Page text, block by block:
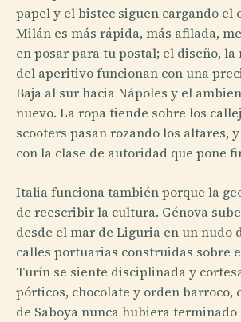
papel y el bistec siguen cargando el
Milán es más rápida, más afilada,
en posar para tu postal; el diseño, la
del aperitivo funcionan con una
Baja al sur hacia Nápoles y el
nuevo. La ropa tiende sobre los
scooters pasan rozando los altares,
con la clase de autoridad que pone
Italia funciona también porque la
de reescribir la cultura. Génova
desde el mar de Liguria en un nudo
calles portuarias construidas sobre
Turín se siente disciplinada y
pórticos, chocolate y orden barroco,
de Saboya nunca hubiera terminado